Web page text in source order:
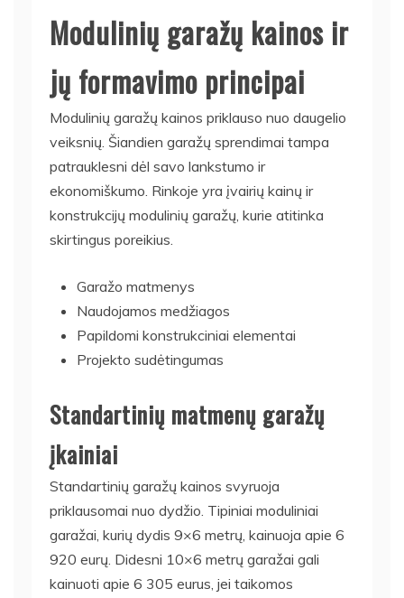
Modulinių garažų kainos ir
jų formavimo principai
Modulinių garažų kainos priklauso nuo daugelio
veiksnių. Šiandien garažų sprendimai tampa
patrauklesni dėl savo lankstumo ir
ekonomiškumo. Rinkoje yra įvairių kainų ir
konstrukcijų modulinių garažų, kurie atitinka
skirtingus poreikius.
Garažo matmenys
Naudojamos medžiagos
Papildomi konstrukciniai elementai
Projekto sudėtingumas
Standartinių matmenų garažų
įkainiai
Standartinių garažų kainos svyruoja
priklausomai nuo dydžio. Tipiniai moduliniai
garažai, kurių dydis 9×6 metrų, kainuoja apie 6
920 eurų. Didesni 10×6 metrų garažai gali
kainuoti apie 6 305 eurus, jei taikomos